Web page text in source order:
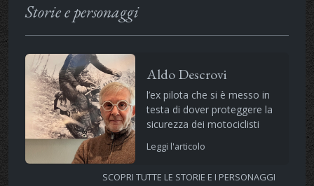
Storie e personaggi
Aldo Descrovi
l’ex pilota che si è messo in
testa di dover proteggere la
sicurezza dei motociclisti
Leggi l'articolo
SCOPRI TUTTE LE STORIE E I PERSONAGGI